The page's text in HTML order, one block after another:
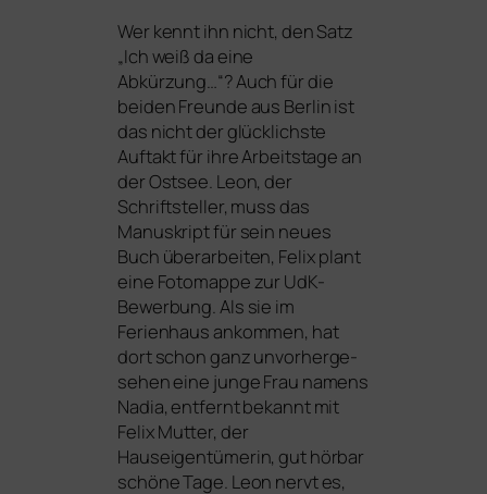
Wer kennt ihn nicht, den Satz
„Ich weiß da eine
Abkürzung…“? Auch für die
bei­den Freunde aus Berlin ist
das nicht der glück­lichs­te
Auftakt für ihre Arbeitstage an
der Ostsee. Leon, der
Schriftsteller, muss das
Manuskript für sein neu­es
Buch über­ar­bei­ten, Felix plant
eine Fotomappe zur UdK-
Bewerbung. Als sie im
Ferienhaus ankom­men, hat
dort schon ganz unvor­her­ge­
se­hen eine jun­ge Frau namens
Nadia, ent­fernt bekannt mit
Felix Mutter, der
Hauseigentümerin, gut hör­bar
schö­ne Tage. Leon nervt es,